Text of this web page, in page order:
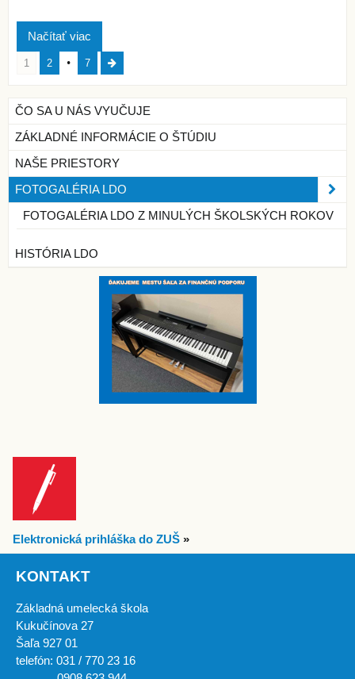
Načítať viac
1 2 7
ČO SA U NÁS VYUČUJE
ZÁKLADNÉ INFORMÁCIE O ŠTÚDIU
NAŠE PRIESTORY
FOTOGALÉRIA LDO
FOTOGALÉRIA LDO Z MINULÝCH ŠKOLSKÝCH ROKOV
HISTÓRIA LDO
Elektronická prihláška do ZUŠ »
KONTAKT
Základná umelecká škola
Kukučínova 27
Šaľa 927 01
telefón: 031 / 770 23 16